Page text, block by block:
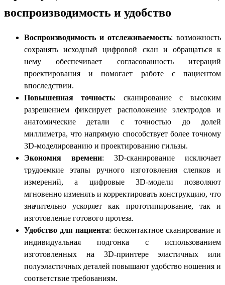
воспроизводимость и удобство
Воспроизводимость и отслеживаемость: возможность
сохранять исходный цифровой скан и обращаться к
нему обеспечивает согласованность итераций
проектирования и помогает работе с пациентом
впоследствии.
Повышенная точность: сканирование с высоким
разрешением фиксирует расположение электродов и
анатомические детали с точностью до долей
миллиметра, что напрямую способствует более точному
3D-моделированию и проектированию гильзы.
Экономия времени: 3D-сканирование исключает
трудоемкие этапы ручного изготовления слепков и
измерений, а цифровые 3D-модели позволяют
мгновенно изменять и корректировать конструкцию, что
значительно ускоряет как прототипирование, так и
изготовление готового протеза.
Удобство для пациента: бесконтактное сканирование и
индивидуальная подгонка с использованием
изготовленных на 3D-принтере эластичных или
полуэластичных деталей повышают удобство ношения и
соответствие требованиям.